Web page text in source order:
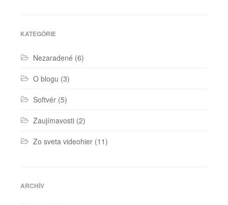
KATEGÓRIE
Nezaradené (6)
O blogu (3)
Softvér (5)
Zaujímavosti (2)
Zo sveta videohier (11)
ARCHÍV